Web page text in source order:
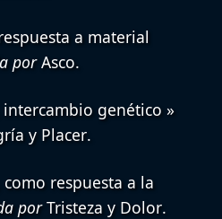
a material
por Asco.
intercambio genético »
y Placer.
como respuesta a la
por Tristeza y Dolor.